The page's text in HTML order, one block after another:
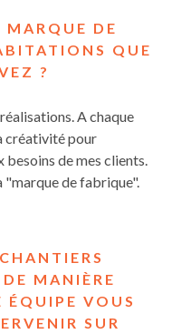
MARQUE DE
QUE
?
A chaque
créativité pour
besoins de mes clients.
"marque de fabrique".
MANIÈRE
ÉQUIPE VOUS
SUR